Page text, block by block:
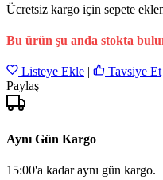
Ücretsiz kargo için sepete
Bu ürün şu anda stokta
Listeye Ekle | Tavsiye Et
Paylaş
Aynı Gün Kargo
15:00'a kadar aynı gün kargo.